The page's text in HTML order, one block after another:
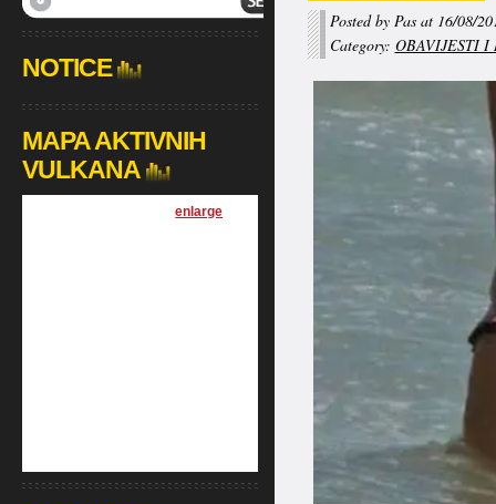
Posted by Pas at 16/08/
Category: OBAVIJESTI I
NOTICE
MAPA AKTIVNIH
VULKANA
[enlarge